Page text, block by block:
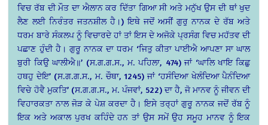
ਵਿਚ ਰੱਬ ਦੀ ਮੌਤ ਦਾ ਐਲਾਨ ਕਰ ਦਿੱਤਾ ਗਿਆ ਸੀ ਅਤੇ ਮਨੁੱਖ ਉਸ ਦੀ ਥਾਂ ਖੁਦ
ਲੈਣ ਲਈ ਨਿਰੰਤਰ ਜਤਨਸ਼ੀਲ ਹੈ।) ਇਥੇ ਜਦੋਂ ਅਸੀਂ ਗੁਰੁ ਨਾਨਕ ਦੇ ਰੱਬ ਅਤੇ
ਧਰਮ ਬਾਰੇ ਸੰਕਲਪ ਨੂੰ ਵਿਚਾਰਦੇ ਹਾਂ ਤਾਂ ਇਸ ਦੇ ਅਜੋਕੇ ਪ੍ਰਸੰਗ ਵਿਚ ਮਹੱਤਵ ਦੀ
ਪਛਾਣ ਹੁੰਦੀ ਹੈ। ਗੁਰੂ ਨਾਨਕ ਦਾ ਧਰਮ ‘ਜਿਤੁ ਕੀਤਾ ਪਾਈਐ ਆਪਣਾ ਸਾ ਘਾਲ
ਬੁਰੀ ਕਿਉ ਘਾਲੀਐ॥’ (ਸ.ਗ.ਗ.ਸ., ਮ. ਪਹਿਲਾ, 474) ਜਾਂ ‘ਘਾਲਿ ਖਾਇ ਕਿਛੁ
ਹਥਹੁ ਦੇਇ’ (ਸ.ਗ.ਗ.ਸ., ਮ. ਚੌਥਾ, 1245) ਜਾਂ ‘ਹਸੰਦਿਆ ਖੇਲੰਦਿਆ ਪੈਨੰਦਿਆ
ਵਿਚੇ ਹੋਵੈ ਮੁਕਤਿ’ (ਸ.ਗ.ਗ.ਸ., ਮ. ਪੰਜਵਾਂ, 522) ਦਾ ਹੈ, ਜੋ ਮਾਨਵ ਨੂੰ ਜੀਵਨ ਦੀ
ਵਿਹਾਰਕਤਾ ਨਾਲ ਜੋੜ ਕੇ ਪੇਸ਼ ਕਰਦਾ ਹੈ। ਇਸੇ ਤਰ੍ਹਾਂ ਗੁਰੂ ਨਾਨਕ ਜਦੋਂ ਰੱਬ ਨੂੰ
ਇਕ ਅਤੇ ਅਕਾਲ ਪੁਰਖ ਕਹਿੰਦੇ ਹਨ ਤਾਂ ਉਸ ਸਮੇਂ ਉਹ ਸਮੂਹ ਮਾਨਵ ਨੂੰ ਇਕ